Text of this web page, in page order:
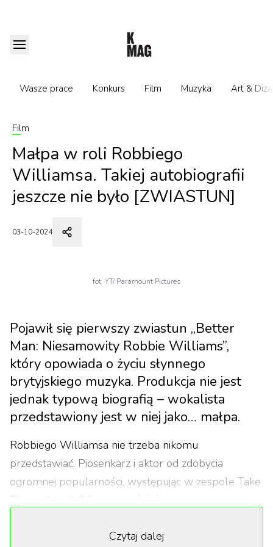
Wasze prace Konkurs Film Muzyka Art &
Film
Małpa w roli Robbiego
Williamsa. Takiej autobiografii
jeszcze nie było [ZWIASTUN]
03-10-2024
fot. YT/ Paramount Pictures
Pojawił się pierwszy zwiastun „Better
Man: Niesamowity Robbie Williams”,
który opowiada o życiu słynnego
brytyjskiego muzyka. Produkcja nie jest
jednak typową biografią – wokalista
przedstawiony jest w niej jako… małpa.
Robbiego Williamsa nie trzeba nikomu
przedstawiać. Piosenkarz i aktor od zdobycia
ogromnej popularności, występując w zespole Take
That w latach 90., nie opuścił światowej sceny
solową karierę, której owocami są między innymi
Czytaj dalej